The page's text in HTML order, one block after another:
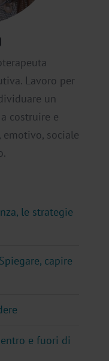
Lavoro per
un
costruire e
sociale
le strategie
capire
e fuori di